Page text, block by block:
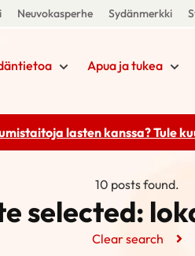
Neuvokasperhe Sydänmerkki
Apua ja tukea
lasten kanssa? Tule
10 posts found.
selected:
Clear search